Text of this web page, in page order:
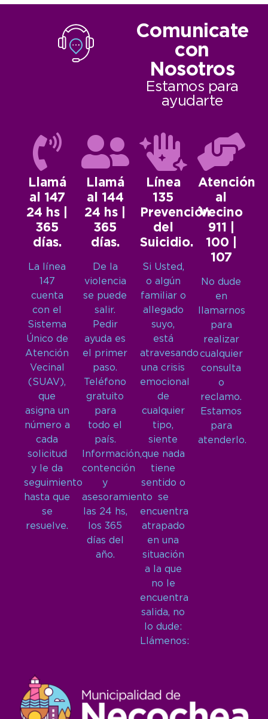
Comunicate
con
Nosotros
Estamos para
ayudarte
Llamá
al 147
24 hs |
365
días.
La línea
147
cuenta
con el
Sistema
Único de
Atención
Vecinal
(SUAV),
que
asigna un
número a
cada
solicitud
y le da
seguimiento
hasta que
se
resuelve.
Llamá
al 144
24 hs |
365
días.
De la
violencia
se puede
salir.
Pedir
ayuda es
el primer
paso.
Teléfono
gratuito
para
todo el
país.
Información,
contención
y
asesoramiento
las 24 hs,
los 365
días del
año.
Línea
135
Prevención
del
Suicidio.
Si Usted,
o algún
familiar o
allegado
suyo,
está
atravesando
una crisis
emocional
de
cualquier
tipo,
siente
que nada
tiene
sentido o
se
encuentra
atrapado
en una
situación
a la que
no le
encuentra
salida, no
lo dude:
Llámenos:
Atención
al
Vecino
911 |
100 |
107
No dude
en
llamarnos
para
realizar
cualquier
consulta
o
reclamo.
Estamos
para
atenderlo.